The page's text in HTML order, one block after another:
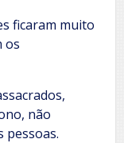
ficaram muito
os
não
pessoas.